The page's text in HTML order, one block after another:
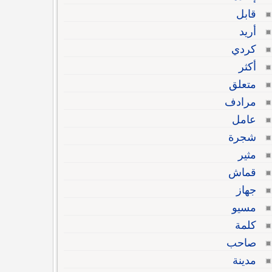
قابل
أريد
كردي
أكثر
متعلق
مرادف
عامل
شجرة
مثير
قماش
جهاز
مسيو
كلمة
صاحب
مدينة